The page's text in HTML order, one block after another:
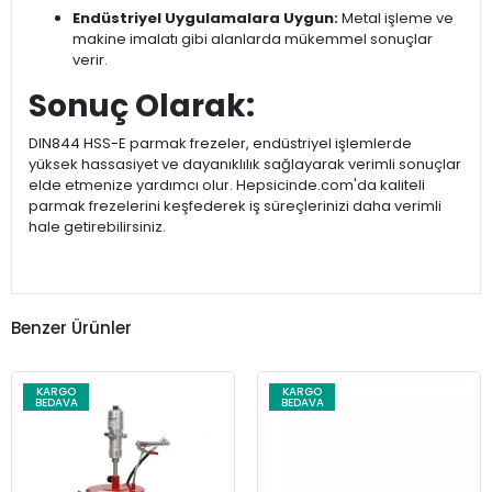
Endüstriyel Uygulamalara Uygun:Metal işleme ve
makine imalatı gibi alanlarda mükemmel sonuçlar
verir.
Sonuç Olarak:
DIN844 HSS-E parmak frezeler, endüstriyel işlemlerde
yüksek hassasiyet ve dayanıklılık sağlayarak verimli sonuçlar
elde etmenize yardımcı olur. Hepsicinde.com'da kaliteli
parmak frezelerini keşfederek iş süreçlerinizi daha verimli
hale getirebilirsiniz.
Benzer Ürünler
KARGO
BEDAVA
KARGO
BEDAVA